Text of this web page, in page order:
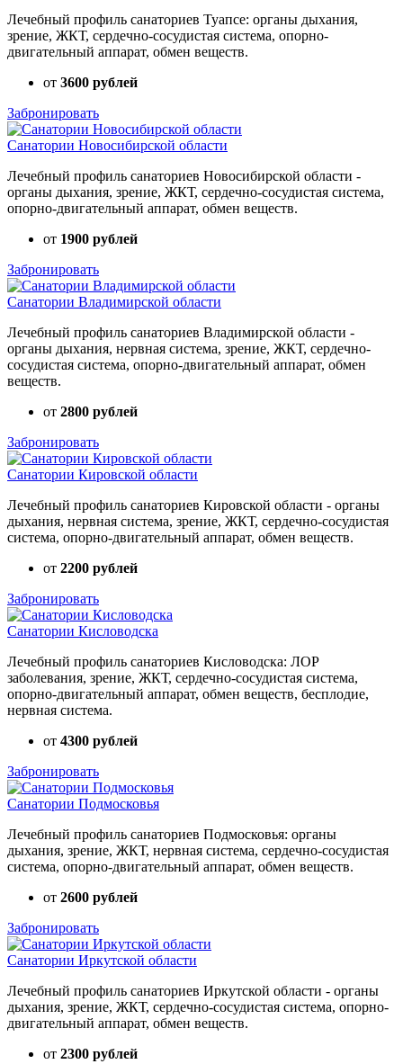
Лечебный профиль санаториев Туапсе: органы дыхания,
зрение, ЖКТ, сердечно-сосудистая система, опорно-
двигательный аппарат, обмен веществ.
от 3600 рублей
Забронировать
Санатории Новосибирской области
Лечебный профиль санаториев Новосибирской области -
органы дыхания, зрение, ЖКТ, сердечно-сосудистая система,
опорно-двигательный аппарат, обмен веществ.
от 1900 рублей
Забронировать
Санатории Владимирской области
Лечебный профиль санаториев Владимирской области -
органы дыхания, нервная система, зрение, ЖКТ, сердечно-
сосудистая система, опорно-двигательный аппарат, обмен
веществ.
от 2800 рублей
Забронировать
Санатории Кировской области
Лечебный профиль санаториев Кировской области - органы
дыхания, нервная система, зрение, ЖКТ, сердечно-сосудистая
система, опорно-двигательный аппарат, обмен веществ.
от 2200 рублей
Забронировать
Санатории Кисловодска
Лечебный профиль санаториев Кисловодска: ЛОР
заболевания, зрение, ЖКТ, сердечно-сосудистая система,
опорно-двигательный аппарат, обмен веществ, бесплодие,
нервная система.
от 4300 рублей
Забронировать
Санатории Подмосковья
Лечебный профиль санаториев Подмосковья: органы
дыхания, зрение, ЖКТ, нервная система, сердечно-сосудистая
система, опорно-двигательный аппарат, обмен веществ.
от 2600 рублей
Забронировать
Санатории Иркутской области
Лечебный профиль санаториев Иркутской области - органы
дыхания, зрение, ЖКТ, сердечно-сосудистая система, опорно-
двигательный аппарат, обмен веществ.
от 2300 рублей